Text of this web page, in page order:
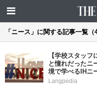
「ニース」に関する記事一覧（
【学校スタッ
と憧れだったニ
境で学べるIHニ
Langpedia